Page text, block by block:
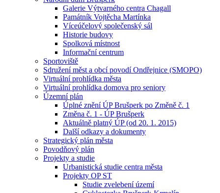
Galerie Výtvarného centra Chagall
Památník Vojtěcha Martínka
Víceúčelový společenský sál
Historie budovy
Spolková místnost
Informační centrum
Sportoviště
Sdružení měst a obcí povodí Ondřejnice (SMOPO)
Virtuální prohlídka města
Virtuální prohlídka domova pro seniory
Územní plán
Úplné znění ÚP Brušperk po Změně č. 1
Změna č. 1 - ÚP Brušperk
Aktuálně platný ÚP (od 20. 1. 2015)
Další odkazy a dokumenty
Strategický plán města
Povodňový plán
Projekty a studie
Urbanistická studie centra města
Projekty OP ST
Studie zvelebení území